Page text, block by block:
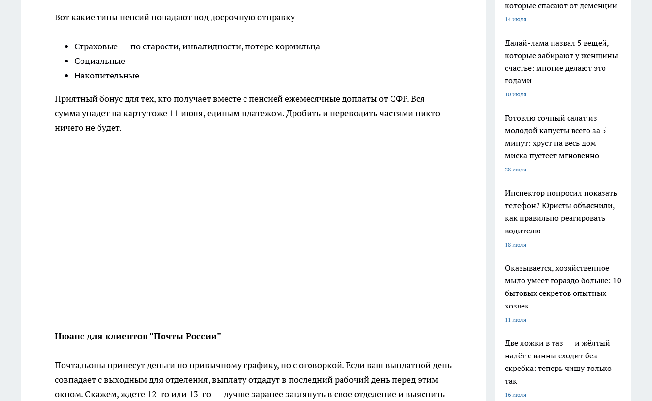
Вот какие типы пенсий попадают под досрочную отправку
Страховые — по старости, инвалидности, потере кормильца
Социальные
Накопительные
Приятный бонус для тех, кто получает вместе с пенсией ежемесячные доплаты от СФР. Вся
сумма упадет на карту тоже 11 июня, единым платежом. Дробить и переводить частями никто
ничего не будет.
Нюанс для клиентов "Почты России"
Почтальоны принесут деньги по привычному графику, но с оговоркой. Если ваш выплатной день
совпадает с выходным для отделения, выплату отдадут в последний рабочий день перед этим
окном. Скажем, ждете 12-го или 13-го — лучше заранее заглянуть в свое отделение и выяснить
которые спасают от деменции
14 июля
Далай-лама назвал 5 вещей,
которые забирают у женщины
счастье: многие делают это
годами
10 июля
Готовлю сочный салат из
молодой капусты всего за 5
минут: хруст на весь дом —
миска пустеет мгновенно
28 июля
Инспектор попросил показать
телефон? Юристы объяснили,
как правильно реагировать
водителю
18 июля
Оказывается, хозяйственное
мыло умеет гораздо больше: 10
бытовых секретов опытных
хозяек
11 июля
Две ложки в таз — и жёлтый
налёт с ванны сходит без
скребка: теперь чищу только
так
16 июля